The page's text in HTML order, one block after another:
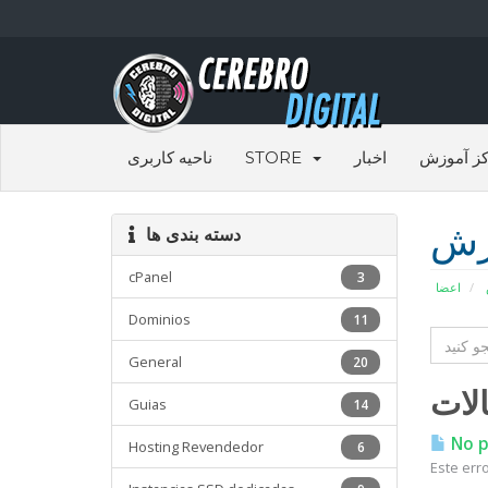
ناحیه کاربری STORE اخبار آموزش
اعضا
دسته بندی ها
3
cPanel
11
Dominios
20
General
14
Guias
6
Hosting Revendedor No
Este